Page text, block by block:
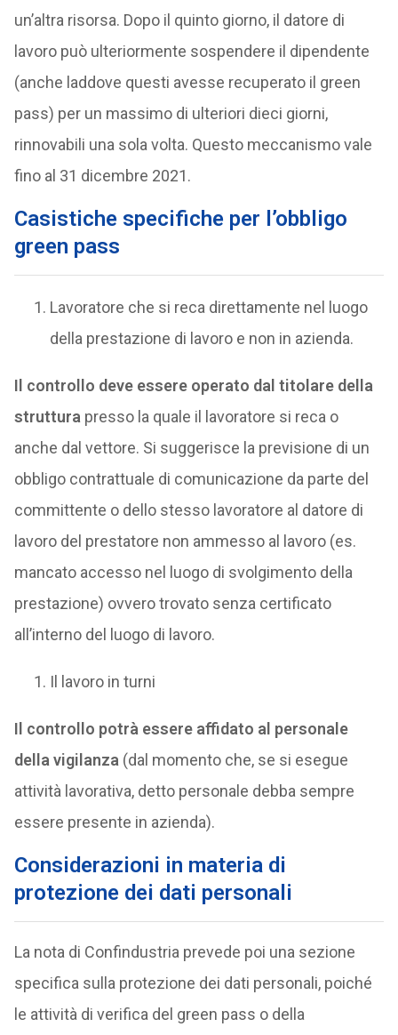
un’altra risorsa. Dopo il quinto giorno, il datore di
lavoro può ulteriormente sospendere il dipendente
(anche laddove questi avesse recuperato il green
pass) per un massimo di ulteriori dieci giorni,
rinnovabili una sola volta. Questo meccanismo vale
fino al 31 dicembre 2021.
Casistiche specifiche per l’obbligo
green pass
Lavoratore che si reca direttamente nel luogo
della prestazione di lavoro e non in azienda.
Il controllo deve essere operato dal titolare della
struttura presso la quale il lavoratore si reca o
anche dal vettore. Si suggerisce la previsione di un
obbligo contrattuale di comunicazione da parte del
committente o dello stesso lavoratore al datore di
lavoro del prestatore non ammesso al lavoro (es.
mancato accesso nel luogo di svolgimento della
prestazione) ovvero trovato senza certificato
all’interno del luogo di lavoro.
Il lavoro in turni
Il controllo potrà essere affidato al personale
della vigilanza (dal momento che, se si esegue
attività lavorativa, detto personale debba sempre
essere presente in azienda).
Considerazioni in materia di
protezione dei dati personali
La nota di Confindustria prevede poi una sezione
specifica sulla protezione dei dati personali, poiché
le attività di verifica del green pass o della